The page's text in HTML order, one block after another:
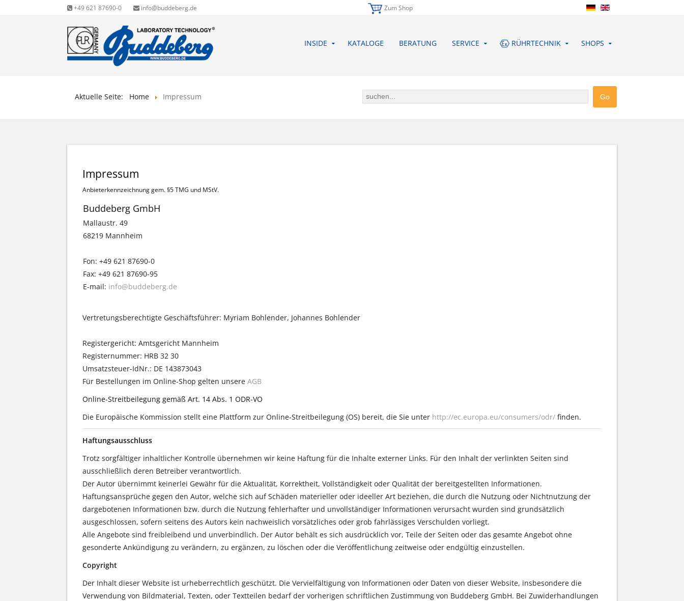
+49 621 87690-0 info@buddeberg.de Zum Shop
INSIDE KATALOGE BERATUNG SERVICE RÜHRTECHNIK SHOPS
Aktuelle Seite: Home Impressum
Impressum
Anbieterkennzeichnung gem. §5 TMG und MStV.
Buddeberg GmbH
Mallaustr. 49
68219 Mannheim
Fon: +49 621 87690-0
Fax: +49 621 87690-95
E-mail: info@buddeberg.de
Vertretungsberechtigte Geschäftsführer: Myriam Bohlender, Johannes Bohlender
Registergericht: Amtsgericht Mannheim
Registernummer: HRB 32 30
Umsatzsteuer-IdNr.: DE 143873043
Für Bestellungen im Online-Shop gelten unsere AGB
Online-Streitbeilegung gemäß Art. 14 Abs. 1 ODR-VO
Die Europäische Kommission stellt eine Plattform zur Online-Streitbeilegung (OS) bereit, die Sie unter http://ec.europa.eu/consumers/odr/ finden.
Haftungsausschluss
Trotz sorgfältiger inhaltlicher Kontrolle übernehmen wir keine Haftung für die Inhalte externer Links. Für den Inhalt der verlinkten Seiten sind
ausschließlich deren Betreiber verantwortlich.
Der Autor übernimmt keinerlei Gewähr für die Aktualität, Korrektheit, Vollständigkeit oder Qualität der bereitgestellten Informationen.
Haftungsansprüche gegen den Autor, welche sich auf Schäden materieller oder ideeller Art beziehen, die durch die Nutzung oder Nichtnutzung der
dargebotenen Informationen bzw. durch die Nutzung fehlerhafter und unvollständiger Informationen verursacht wurden sind grundsätzlich
ausgeschlossen, sofern seitens des Autors kein nachweislich vorsätzliches oder grob fahrlässiges Verschulden vorliegt.
Alle Angebote sind freibleibend und unverbindlich. Der Autor behält es sich ausdrücklich vor, Teile der Seiten oder das gesamte Angebot ohne
gesonderte Ankündigung zu verändern, zu ergänzen, zu löschen oder die Veröffentlichung zeitweise oder endgültig einzustellen.
Copyright
Der Inhalt dieser Website ist urheberrechtlich geschützt. Die Vervielfältigung von Informationen oder Daten von dieser Website, insbesondere die
Verwendung von Bildmaterial, Texten, oder Textteilen bedarf der vorherigen schriftlichen Zustimmung von Buddeberg GmbH. Bei Zuwiderhandlungen